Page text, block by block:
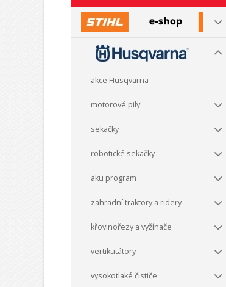
akce Husqvarna
motorové pily
sekačky
robotické sekačky
aku program
zahradní traktory a ridery
křovinořezy a vyžínače
vertikutátory
vysokotlaké čističe